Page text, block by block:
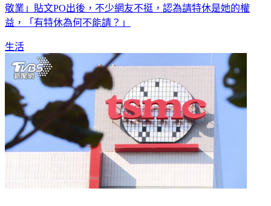
敬業」貼文PO出後，不少網友不挺，認為請特休是她的權
益，「有特休為何不能請？」
生活